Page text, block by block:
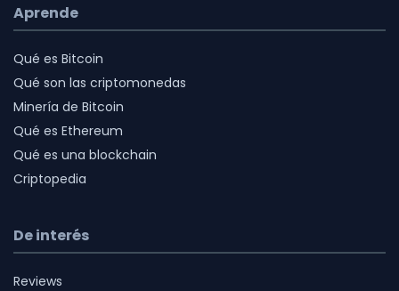
Aprende
Qué es Bitcoin
Qué son las criptomonedas
Minería de Bitcoin
Qué es Ethereum
Qué es una blockchain
Criptopedia
De interés
Reviews